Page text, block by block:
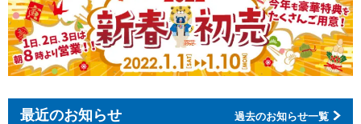
最近のお知らせ 過去のお知らせ一覧